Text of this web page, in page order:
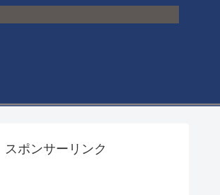
スポンサーリンク